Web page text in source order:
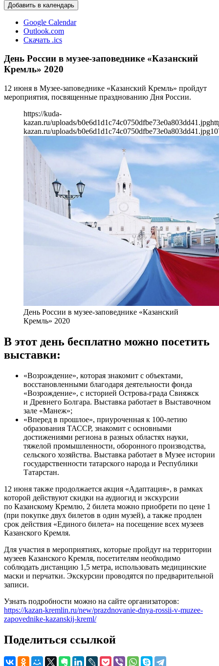
Добавить в календарь
Google Calendar
Outlook.com
Скачать .ics
День России в музее-заповеднике «Казанский
Кремль» 2020
12 июня в Музее-заповеднике «Казанский Кремль» пройдут
мероприятия, посвященные празднованию Дня России.
https://kuda-
kazan.ru/uploads/b0e6d1d1c74c0750dfbe73e0a803dd41.jpg
kazan.ru/uploads/b0e6d1d1c74c0750dfbe73e0a803dd41.jpg
День России в музее-заповеднике «Казанский
Кремль» 2020
В этот день бесплатно можно посетить
выставки:
«Возрождение», которая знакомит с объектами,
восстановленными благодаря деятельности фонда
«Возрождение», с историей Острова-града Свияжск
и Древнего Болгара. Выставка работает в Выставочном
зале «Манеж»;
«Вперед в прошлое», приуроченная к 100-летию
образования ТАССР, знакомит с основными
достижениями региона в разных областях науки,
тяжелой промышленности, оборонного производства,
сельского хозяйства. Выставка работает в Музее истории
государственности татарского народа и Республики
Татарстан.
12 июня также продолжается акция «Адаптация», в рамках
которой действуют скидки на аудиогид и экскурсии
по Казанскому Кремлю, 2 билета можно приобрети по цене 1
(при покупке двух билетов в один музей), а также продлен
срок действия «Единого билета» на посещение всех музеев
Казанского Кремля.
Для участия в мероприятиях, которые пройдут на территории
музеев Казанского Кремля, посетителям необходимо
соблюдать дистанцию 1,5 метра, использовать медицинские
маски и перчатки. Экскурсии проводятся по предварительной
записи.
Узнать подробности можно на сайте организаторов:
https://kazan-kremlin.ru/new/prazdnovanie-dnya-rossii-v-muzee-
zapovednike-kazanskij-kreml/
Поделиться ссылкой